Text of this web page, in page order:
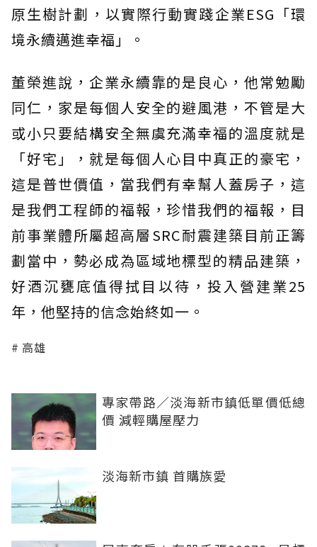
原生樹計劃，以實際行動實踐企業ESG「環
境永續邁進幸福」。
董榮進說，企業永續靠的是良心，他常勉勵
同仁，家是每個人安全的避風港，不管是大
或小只要結構安全無虞充滿幸福的溫度就是
「好宅」，就是每個人心目中真正的豪宅，
這是普世價值，當我們有幸幫人蓋房子，這
是我們工程師的福報，珍惜我們的福報，目
前事業體所屬超高層SRC耐震建築目前正籌
劃當中，勢必成為區域地標型的精品建築，
好酒沉甕底值得拭目以待，投入營建業25
年，他堅持的信念始終如一。
高雄
專家帶路／淡海新市鎮低單價低總
價 減輕購屋壓力
淡海新市鎮 首購族愛